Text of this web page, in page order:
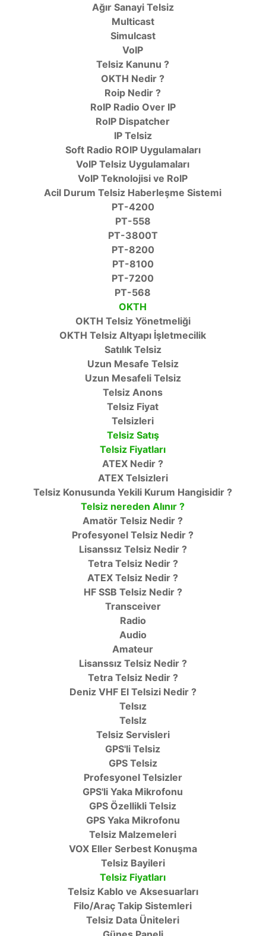
Ağır Sanayi Telsiz
Multicast
Simulcast
VoIP
Telsiz Kanunu ?
OKTH Nedir ?
Roip Nedir ?
RoIP Radio Over IP
RoIP Dispatcher
IP Telsiz
Soft Radio ROIP Uygulamaları
VoIP Telsiz Uygulamaları
VoIP Teknolojisi ve RoIP
Acil Durum Telsiz Haberleşme Sistemi
PT-4200
PT-558
PT-3800T
PT-8200
PT-8100
PT-7200
PT-568
OKTH
OKTH Telsiz Yönetmeliği
OKTH Telsiz Altyapı İşletmecilik
Satılık Telsiz
Uzun Mesafe Telsiz
Uzun Mesafeli Telsiz
Telsiz Anons
Telsiz Fiyat
Telsizleri
Telsiz Satış
Telsiz Fiyatları
ATEX Nedir ?
ATEX Telsizleri
Telsiz Konusunda Yekili Kurum Hangisidir ?
Telsiz nereden Alınır ?
Amatör Telsiz Nedir ?
Profesyonel Telsiz Nedir ?
Lisanssız Telsiz Nedir ?
Tetra Telsiz Nedir ?
ATEX Telsiz Nedir ?
HF SSB Telsiz Nedir ?
Transceiver
Radio
Audio
Amateur
Lisanssız Telsiz Nedir ?
Tetra Telsiz Nedir ?
Deniz VHF El Telsizi Nedir ?
Telsız
TelsIz
Telsiz Servisleri
GPS'li Telsiz
GPS Telsiz
Profesyonel Telsizler
GPS'li Yaka Mikrofonu
GPS Özellikli Telsiz
GPS Yaka Mikrofonu
Telsiz Malzemeleri
VOX Eller Serbest Konuşma
Telsiz Bayileri
Telsiz Fiyatları
Telsiz Kablo ve Aksesuarları
Filo/Araç Takip Sistemleri
Telsiz Data Üniteleri